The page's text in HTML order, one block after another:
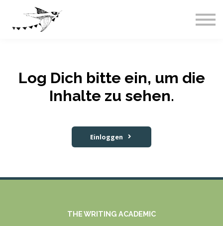
Log Dich bitte ein, um die
Inhalte zu sehen.
Einloggen
THE WRITING ACADEMIC